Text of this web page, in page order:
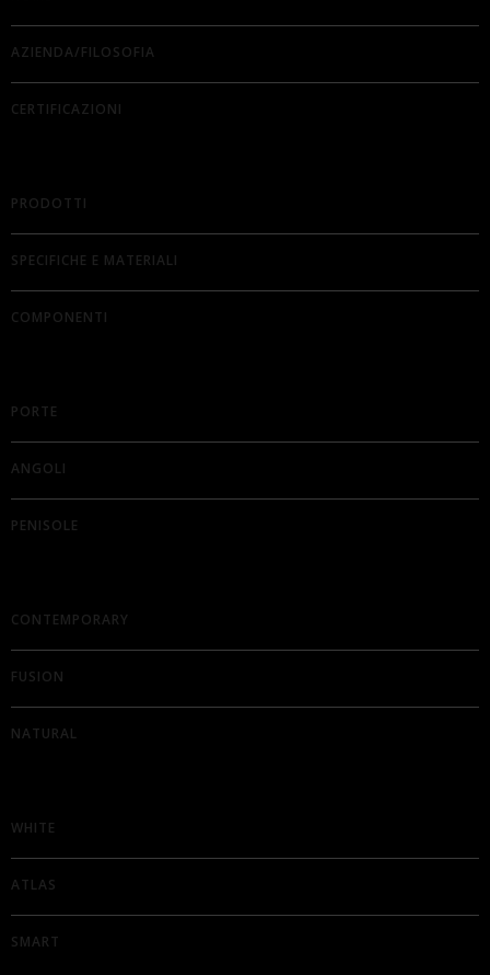
AZIENDA/FILOSOFIA
CERTIFICAZIONI
PRODOTTI
SPECIFICHE E MATERIALI
COMPONENTI
PORTE
ANGOLI
PENISOLE
CONTEMPORARY
FUSION
NATURAL
WHITE
ATLAS
SMART